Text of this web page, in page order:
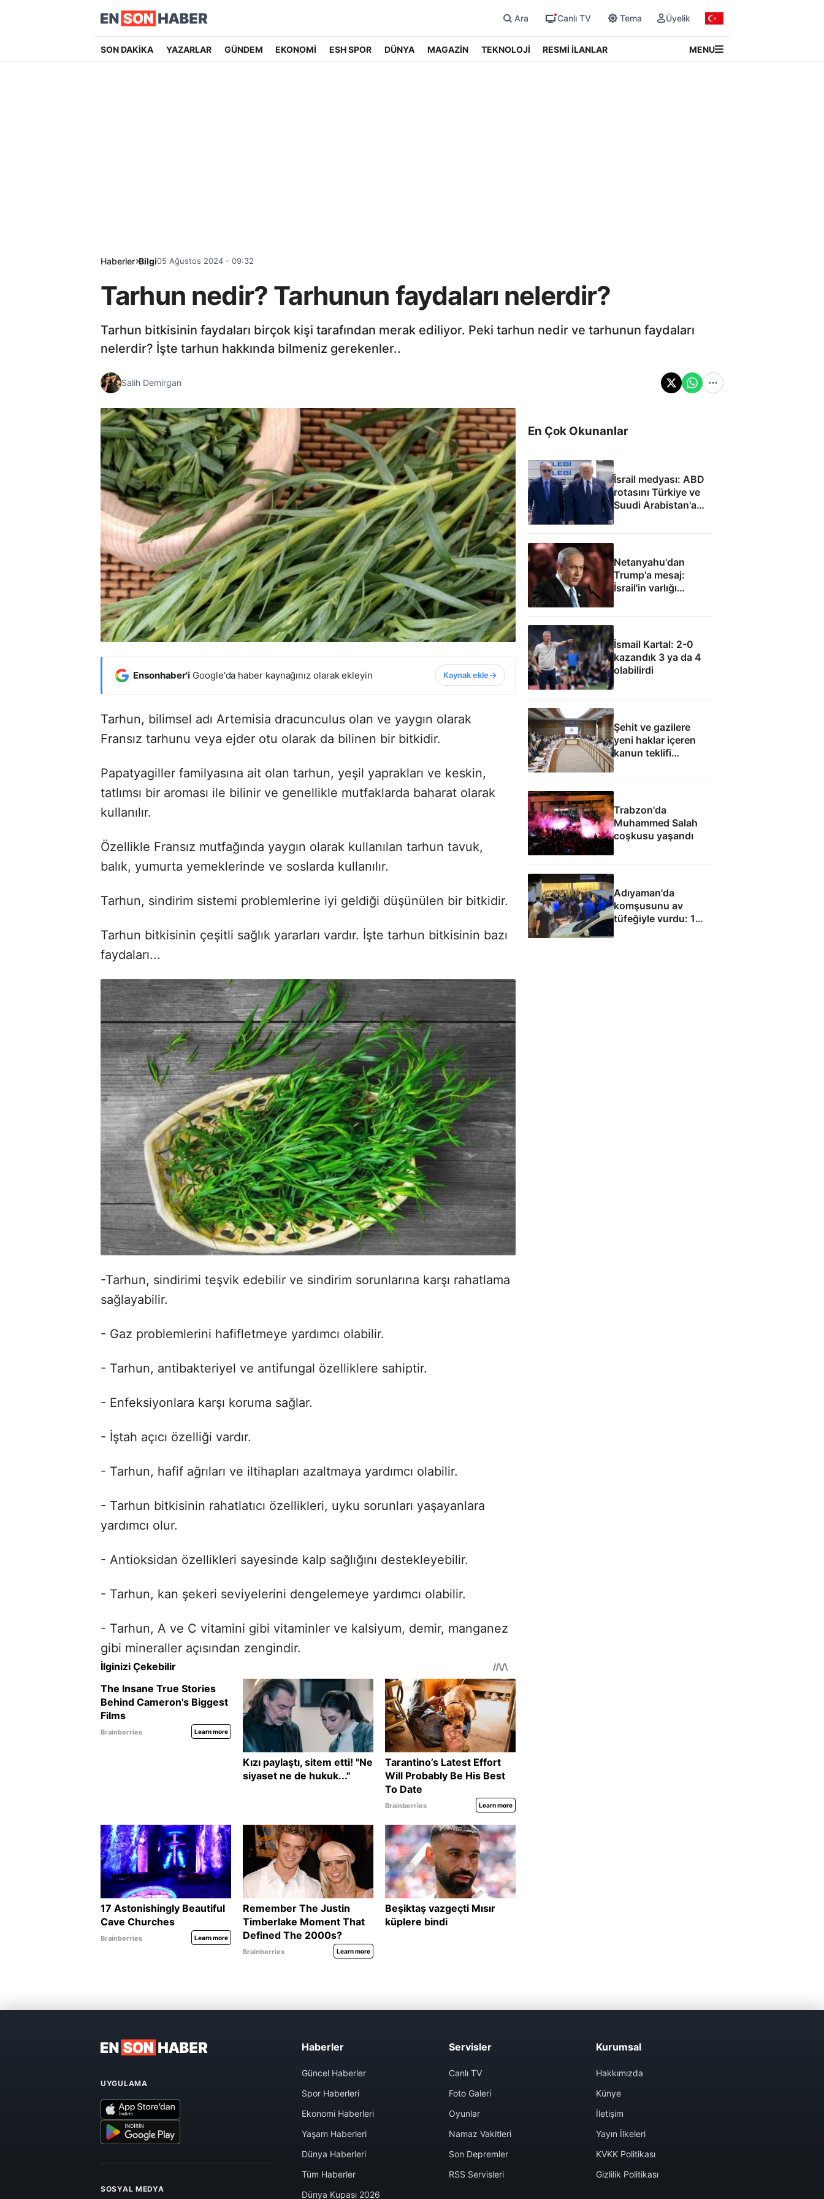
Ara Canlı TV Tema Üyelik
SON DAKİKA YAZARLAR GÜNDEM EKONOMİ ESH SPOR DÜNYA MAGAZİN TEKNOLOJİ RESMİ İLANLAR MENU
Haberler Bilgi05 Ağustos 2024 - 09:32
Tarhun nedir? Tarhunun faydaları nelerdir?
Tarhun bitkisinin faydaları birçok kişi tarafından merak ediliyor. Peki tarhun nedir ve tarhunun faydaları
nelerdir? İşte tarhun hakkında bilmeniz gerekenler..
Salih Demirgan
Ensonhaber'i Google'da haber kaynağınız olarak ekleyin Kaynak ekle
Tarhun, bilimsel adı Artemisia dracunculus olan ve yaygın olarak
Fransız tarhunu veya ejder otu olarak da bilinen bir bitkidir.
Papatyagiller familyasına ait olan tarhun, yeşil yaprakları ve keskin,
tatlımsı bir aroması ile bilinir ve genellikle mutfaklarda baharat olarak
kullanılır.
Özellikle Fransız mutfağında yaygın olarak kullanılan tarhun tavuk,
balık, yumurta yemeklerinde ve soslarda kullanılır.
Tarhun, sindirim sistemi problemlerine iyi geldiği düşünülen bir bitkidir.
Tarhun bitkisinin çeşitli sağlık yararları vardır. İşte tarhun bitkisinin bazı
faydaları...
-Tarhun, sindirimi teşvik edebilir ve sindirim sorunlarına karşı rahatlama
sağlayabilir.
- Gaz problemlerini hafifletmeye yardımcı olabilir.
- Tarhun, antibakteriyel ve antifungal özelliklere sahiptir.
- Enfeksiyonlara karşı koruma sağlar.
- İştah açıcı özelliği vardır.
- Tarhun, hafif ağrıları ve iltihapları azaltmaya yardımcı olabilir.
- Tarhun bitkisinin rahatlatıcı özellikleri, uyku sorunları yaşayanlara
yardımcı olur.
- Antioksidan özellikleri sayesinde kalp sağlığını destekleyebilir.
- Tarhun, kan şekeri seviyelerini dengelemeye yardımcı olabilir.
- Tarhun, A ve C vitamini gibi vitaminler ve kalsiyum, demir, manganez
gibi mineraller açısından zengindir.
En Çok Okunanlar
İsrail medyası: ABD
rotasını Türkiye ve
Suudi Arabistan'a
çevirdi
Netanyahu'dan
Trump'a mesaj:
İsrail'in varlığı
İsmail Kartal: 2-0
kazandık 3 ya da 4
olabilirdi
Şehit ve gazilere
yeni haklar içeren
kanun teklifi
komisyondan geçti
Trabzon'da
Muhammed Salah
coşkusu yaşandı
Adıyaman'da
komşusunu av
tüfeğiyle vurdu: 1
UYGULAMA
SOSYAL MEDYA
Haberler
Güncel Haberler
Spor Haberleri
Ekonomi Haberleri
Yaşam Haberleri
Dünya Haberleri
Tüm Haberler
Dünya Kupası 2026
Servisler
Canlı TV
Foto Galeri
Oyunlar
Namaz Vakitleri
Son Depremler
RSS Servisleri
Kurumsal
Hakkımızda
Künye
İletişim
Yayın İlkeleri
KVKK Politikası
Gizlilik Politikası